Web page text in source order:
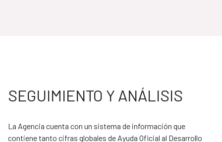
España-Colombia
2025-2029
SEGUIMIENTO Y ANÁLISIS
La Agencia cuenta con un sistema de información que
contiene tanto cifras globales de Ayuda Oficial al Desarrollo